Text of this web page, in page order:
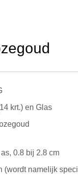
krt.) en Glas
0.8 bij 2.8 cm
(wordt namelijk